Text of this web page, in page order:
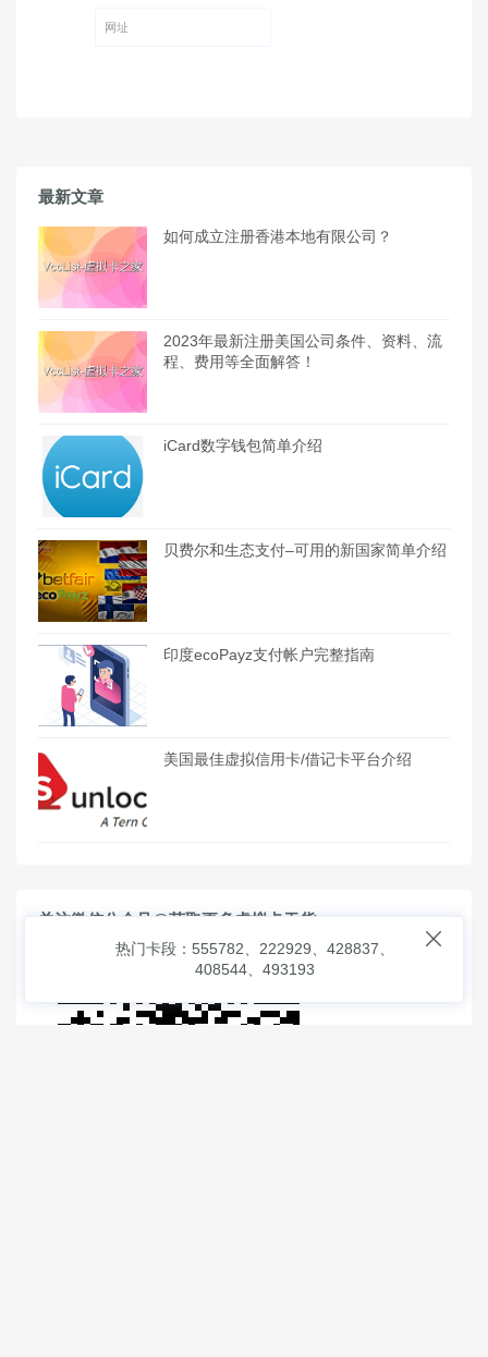
最新文章
如何成立注册香港本地有限公司？
2023年最新注册美国公司条件、资料、流
程、费用等全面解答！
iCard数字钱包简单介绍
贝费尔和生态支付–可用的新国家简单介绍
印度ecoPayz支付帐户完整指南
美国最佳虚拟信用卡/借记卡平台介绍
关注微信公众号@获取更多虚拟卡干货

热门卡段：555782、222929、428837、
408544、493193